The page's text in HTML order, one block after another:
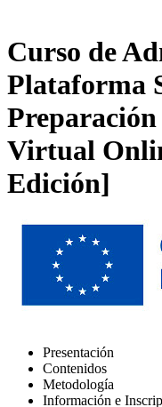
Curso de
Plataforma
Preparación
Virtual
Edición]
Presentación
Contenidos
Metodología
Información e